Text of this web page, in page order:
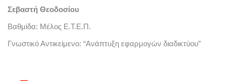
Σεβαστή Θεοδοσίου
Βαθμίδα: Μέλος Ε.Τ.Ε.Π.
Γνωστικό Αντικείμενο: “Ανάπτυξη εφαρμογών διαδικτύου”